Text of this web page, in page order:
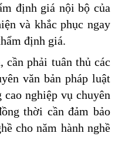
định giá nội bộ của
và khắc phục ngay
định giá.
cần phải tuân thủ các
văn bản pháp luật
nghiệp vụ chuyên
thời cần đảm bảo
cho năm hành nghề